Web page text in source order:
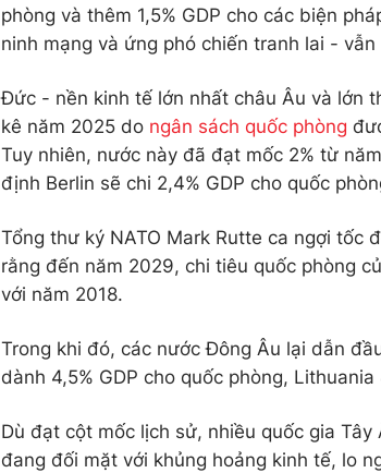
phòng và thêm 1,5% GDP cho các biện
ninh mạng và ứng phó chiến tranh lai -
Đức - nền kinh tế lớn nhất châu Âu và lớn
kê năm 2025 do ngân sách quốc phòng
Tuy nhiên, nước này đã đạt mốc 2% từ
định Berlin sẽ chi 2,4% GDP cho quốc
Tổng thư ký NATO Mark Rutte ca ngợi tốc
rằng đến năm 2029, chi tiêu quốc phòng
với năm 2018.
Trong khi đó, các nước Đông Âu lại dẫn
dành 4,5% GDP cho quốc phòng,
Dù đạt cột mốc lịch sử, nhiều quốc gia
đang đối mặt với khủng hoảng kinh tế, lo